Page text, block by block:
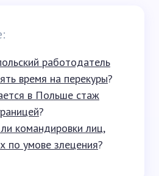
работодатель
время на перекуры?
в Польше стаж
?
командировки лиц,
по умове злецения?